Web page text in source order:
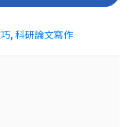
, 科研論文寫作